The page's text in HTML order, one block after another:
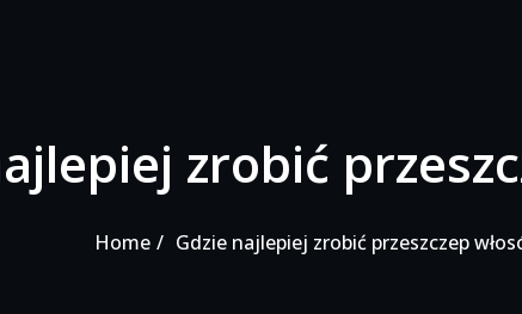
zrobić
Home Gdzie najlepiej zrobić przeszczep